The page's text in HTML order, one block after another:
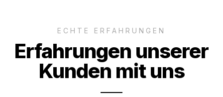
ECHTE ERFAHRUNGEN
Erfahrungen unserer
Kunden mit uns